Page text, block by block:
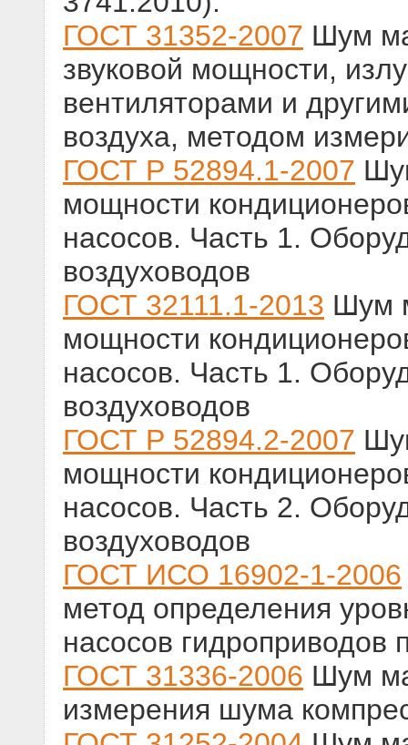
ГОСТ 31352-2007 Шум
звуковой мощности,
вентиляторами и
воздуха, методом
ГОСТ Р 52894.1-2007
мощности
насосов. Часть 1.
воздуховодов
ГОСТ 32111.1-2013 Шум
мощности
насосов. Часть 1.
воздуховодов
ГОСТ Р 52894.2-2007
мощности
насосов. Часть 2.
воздуховодов
ГОСТ ИСО 16902-1-2006
метод определения
насосов гидроприводов
ГОСТ 31336-2006 Шум
измерения шума